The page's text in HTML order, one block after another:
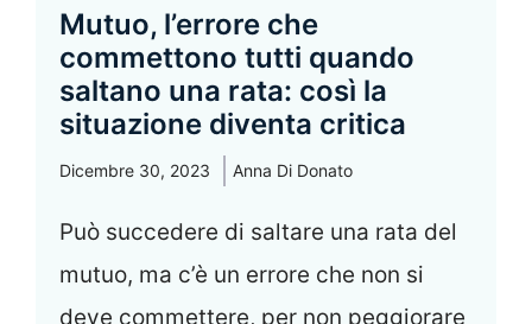
Mutuo, l’errore che
commettono tutti quando
saltano una rata: così la
situazione diventa critica
Dicembre 30, 2023 Anna Di Donato
Può succedere di saltare una rata del
mutuo, ma c’è un errore che non si
deve commettere, per non peggiorare